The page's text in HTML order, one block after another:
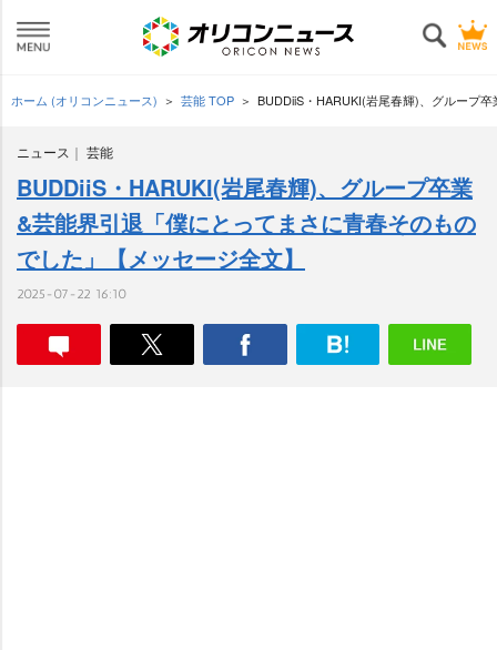
ホーム (オリコンニュース) 芸能 TOP BUDDiiS・HARUKI(岩尾春輝)、グループ
ニュース 芸能
BUDDiiS・HARUKI(岩尾春輝)、グループ卒業
&芸能界引退「僕にとってまさに青春そのもの
でした」【メッセージ全文】
2025-07-22 16:10